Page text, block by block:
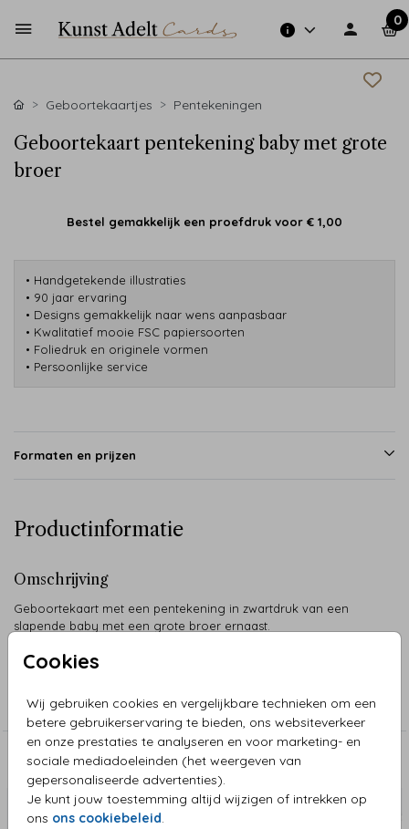
0
Cookies
Wij gebruiken cookies en vergelijkbare technieken om een
betere gebruikerservaring te bieden, ons websiteverkeer
en onze prestaties te analyseren en voor marketing- en
sociale mediadoeleinden (het weergeven van
gepersonaliseerde advertenties).
Je kunt jouw toestemming altijd wijzigen of intrekken op
ons ons cookiebeleid
Geboortekaartjes Pentekeningen
Geboortekaart pentekening baby met grote
broer
Bestel gemakkelijk een proefdruk voor € 1,00
• Handgetekende illustraties
• 90 jaar ervaring
• Designs gemakkelijk naar wens aanpasbaar
• Kwalitatief mooie FSC papiersoorten
• Foliedruk en originele vormen
• Persoonlijke service
Formaten en prijzen
Productinformatie
Omschrijving
Geboortekaart met een pentekening in zwartdruk van een
slapende baby met een grote broer ernaast.
Pentekeningen
Aanbevolen